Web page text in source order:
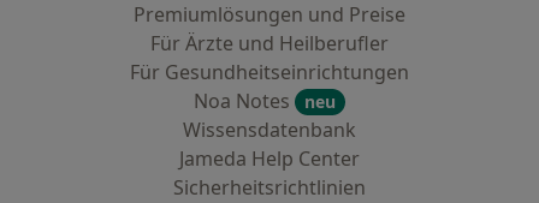
Premiumlösungen und Preise
Für Ärzte und Heilberufler
Für Gesundheitseinrichtungen
Noa Notes
neu
Wissensdatenbank
Jameda Help Center
Sicherheitsrichtlinien